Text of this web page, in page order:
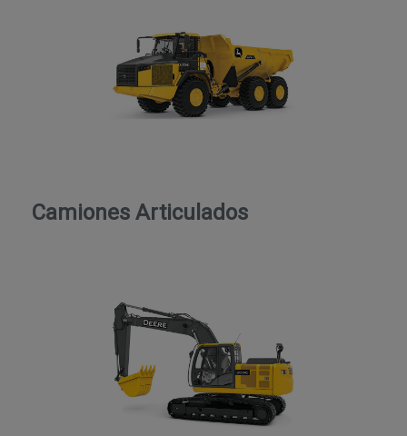
Camiones Articulados